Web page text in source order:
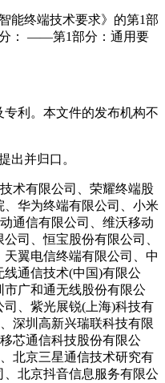
能终端技术要求》的第1部
分： ——第1部分：通用要
利。本文件的发布机构不
出并归口。
术有限公司、荣耀终端股
华为终端有限公司、小米
通信有限公司、维沃移动
司、恒宝股份有限公司、
翼电信终端有限公司、中
通信技术(中国)有限公
广和通无线股份有限公
、紫光展锐(上海)科技有
深圳高新兴瑞联科技有限
芯通信科技股份有限公
北京三星通信技术研究有
北京抖音信息服务有限公